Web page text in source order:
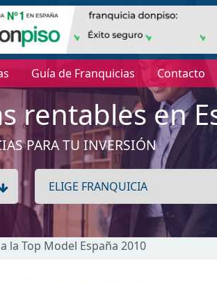
Guía de Franquicias Contacto
rentables en
PARA TU INVERSIÓN
la Top Model España 2010